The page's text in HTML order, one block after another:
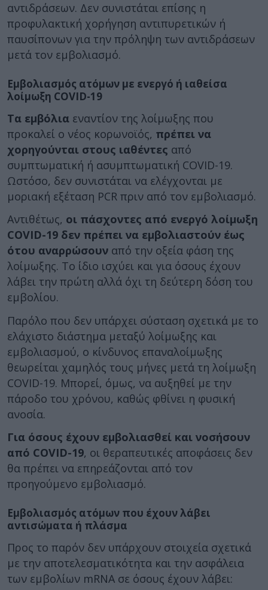
αντιδράσεων. Δεν συνιστάται επίσης η
προφυλακτική χορήγηση αντιπυρετικών ή
παυσίπονων για την πρόληψη των αντιδράσεων
μετά τον εμβολιασμό.
Εμβολιασμός ατόμων με ενεργό ή ιαθείσα
λοίμωξη COVID-19
Τα εμβόλια εναντίον της λοίμωξης που
προκαλεί ο νέος κορωνοϊός, πρέπει να
χορηγούνται στους ιαθέντες από
συμπτωματική ή ασυμπτωματική COVID-19.
Ωστόσο, δεν συνιστάται να ελέγχονται με
μοριακή εξέταση PCR πριν από τον εμβολιασμό.
Αντιθέτως, οι πάσχοντες από ενεργό λοίμωξη
COVID-19 δεν πρέπει να εμβολιαστούν έως
ότου αναρρώσουν από την οξεία φάση της
λοίμωξης. Το ίδιο ισχύει και για όσους έχουν
λάβει την πρώτη αλλά όχι τη δεύτερη δόση του
εμβολίου.
Παρόλο που δεν υπάρχει σύσταση σχετικά με το
ελάχιστο διάστημα μεταξύ λοίμωξης και
εμβολιασμού, ο κίνδυνος επαναλοίμωξης
θεωρείται χαμηλός τους μήνες μετά τη λοίμωξη
COVID-19. Μπορεί, όμως, να αυξηθεί με την
πάροδο του χρόνου, καθώς φθίνει η φυσική
ανοσία.
Για όσους έχουν εμβολιασθεί και νοσήσουν
από COVID-19, οι θεραπευτικές αποφάσεις δεν
θα πρέπει να επηρεάζονται από τον
προηγούμενο εμβολιασμό.
Εμβολιασμός ατόμων που έχουν λάβει
αντισώματα ή πλάσμα
Προς το παρόν δεν υπάρχουν στοιχεία σχετικά
με την αποτελεσματικότητα και την ασφάλεια
των εμβολίων mRNA σε όσους έχουν λάβει: